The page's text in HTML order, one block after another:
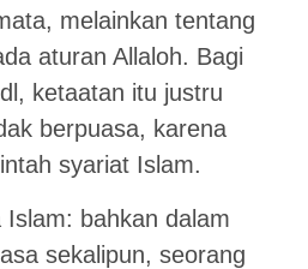
melainkan tentang
aturan Allaloh. Bagi
ketaatan itu justru
berpuasa, karena
syariat Islam.
Islam: bahkan dalam
sekalipun, seorang